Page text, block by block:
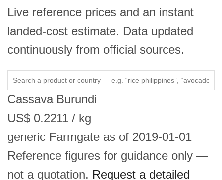
Live reference prices and an instant
landed-cost estimate. Data updated
continuously from official sources.
Cassava Burundi
US$ 0.2211 / kg
generic Farmgate as of 2019-01-01
Reference figures for guidance only —
not a quotation. Request a detailed